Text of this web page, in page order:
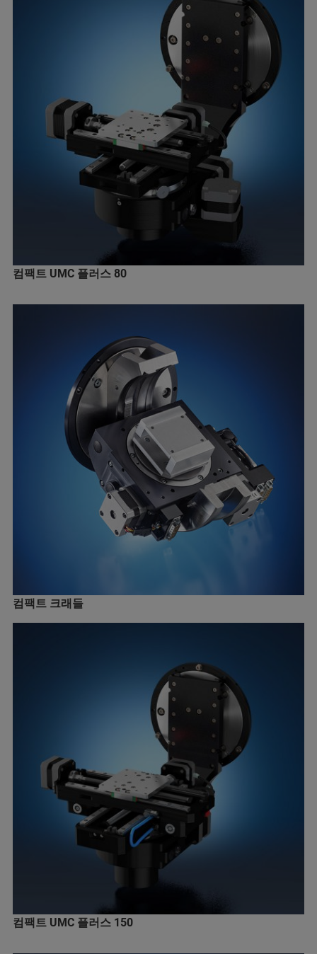
컴팩트 UMC 플러스 80
컴팩트 크래들
컴팩트 UMC 플러스 150